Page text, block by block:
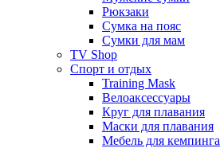
Рюкзаки
Сумка на пояс
Сумки для мам
TV Shop
Спорт и отдых
Training Mask
Велоаксессуары
Круг для плавания
Маски для плавания
Мебель для кемпинга